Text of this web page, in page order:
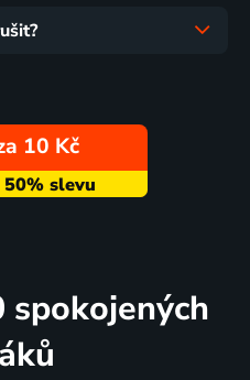
10 Kč
spokojených